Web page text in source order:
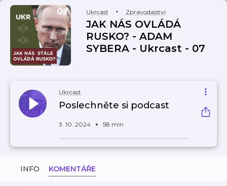
Ukrcast Zpravodajství
JAK NÁS OVLÁDÁ
RUSKO? - ADAM
SYBERA - Ukrcast - 07
Ukrcast
Poslechněte si podcast
3. 10. 2024 58 min
INFO KOMENTÁŘE